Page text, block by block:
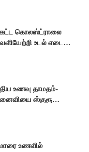
கொலஸ்ட்ராலை
உடல் எடை
உணவு தாமதம்-
ஸ்குரூ
உணவில்